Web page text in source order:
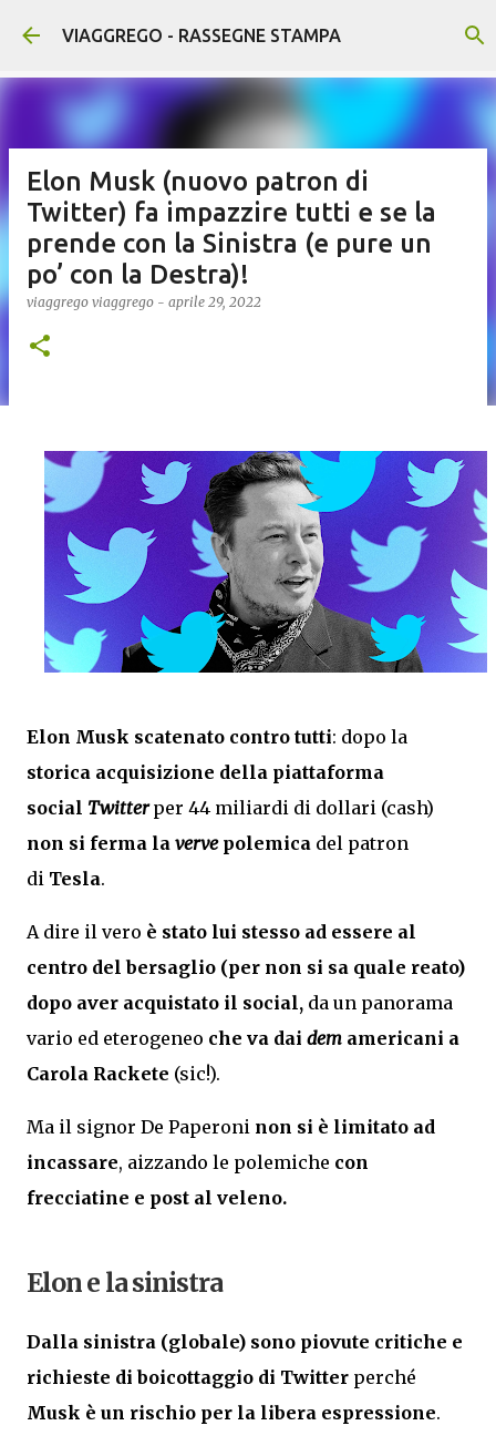
Passa ai contenuti principali
VIAGGREGO - RASSEGNE STAMPA
Elon Musk (nuovo patron di
Twitter) fa impazzire tutti e se la
prende con la Sinistra (e pure un
po’ con la Destra)!
viaggrego viaggrego - aprile 29, 2022
Elon Musk scatenato contro tutti: dopo la
storica acquisizione della piattaforma
social Twitter per 44 miliardi di dollari (cash)
non si ferma la verve polemica del patron
di Tesla.
A dire il vero è stato lui stesso ad essere al
centro del bersaglio (per non si sa quale reato)
dopo aver acquistato il social, da un panorama
vario ed eterogeneo che va dai dem americani a
Carola Rackete (sic!).
Ma il signor De Paperoni non si è limitato ad
incassare, aizzando le polemiche con
frecciatine e post al veleno.
Elon e la sinistra
Dalla sinistra (globale) sono piovute critiche e
richieste di boicottaggio di Twitter perché
Musk è un rischio per la libera espressione.